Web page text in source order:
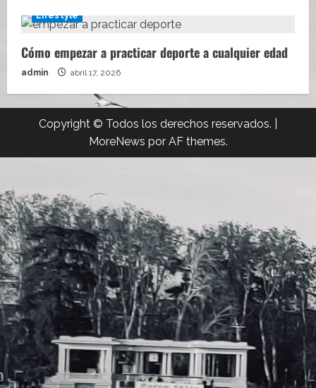
Lifestyle
Cómo empezar a practicar deporte a cualquier edad
admin abril 17, 2026
Copyright © Todos los derechos reservados.
MoreNews por AF themes.